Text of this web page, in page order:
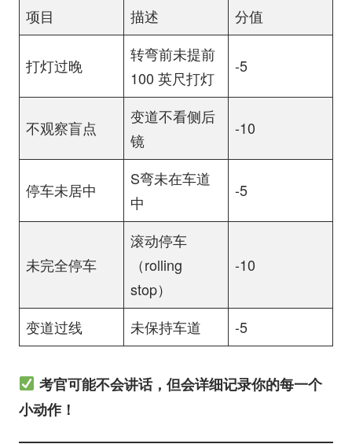
项目 描述 分值
打灯过晚
转弯前未提前
100 英尺打灯
-5
不观察盲点
变道不看侧后
镜
-10
停车未居中
S弯未在车道
中
-5
未完全停车
滚动停车
（rolling
stop）
-10
变道过线 未保持车道 -5
考官可能不会讲话，但会详细记录你的每一个
小动作！